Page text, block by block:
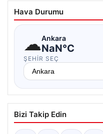
Hava Durumu
☁Ankara
NaN°C
ŞEHIR SEÇ
Bizi Takip Edin